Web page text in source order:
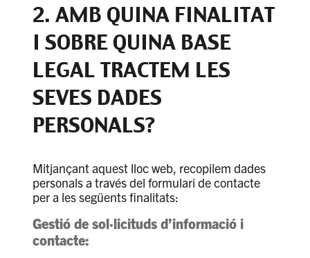
2. AMB QUINA FINALITAT
I SOBRE QUINA BASE
LEGAL TRACTEM LES
SEVES DADES
PERSONALS?
Mitjançant aquest lloc web, recopilem dades
personals a través del formulari de contacte
per a les següents finalitats:
Gestió de sol·licituds d’informació i
contacte: